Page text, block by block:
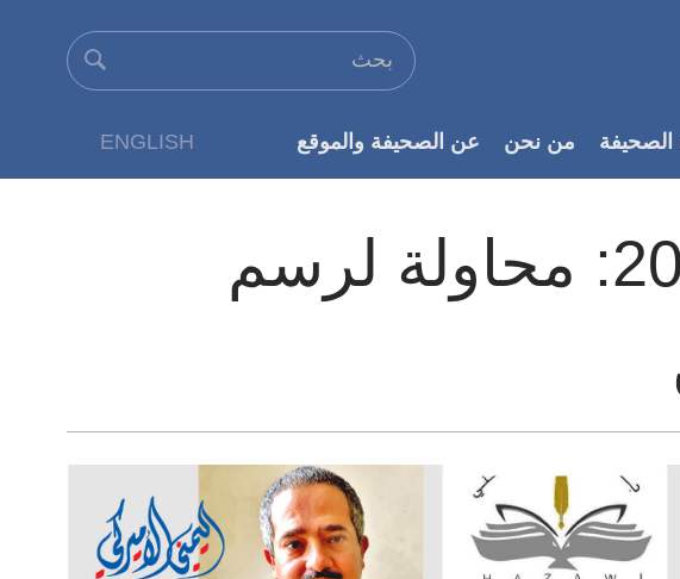
ENGLISH الصحيفة من نحن عن الصحيفة والموقع
حصاد اليمن الثقافي 2021: محاولة لرسم